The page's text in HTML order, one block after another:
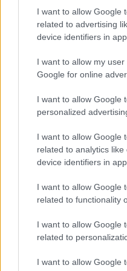
I want to allow Google
related to advertising
device identifiers in
I want to allow my
Google for online
I want to allow Google
personalized
I want to allow Google
related to analytics
device identifiers in
I want to allow Google
related to functionality
I want to allow Google
related to
I want to allow Google
Απόψεις|22.04.2019
Σε απρόβλεπτο
υπάρχει αµέλεια ή
στα δύο µέρη